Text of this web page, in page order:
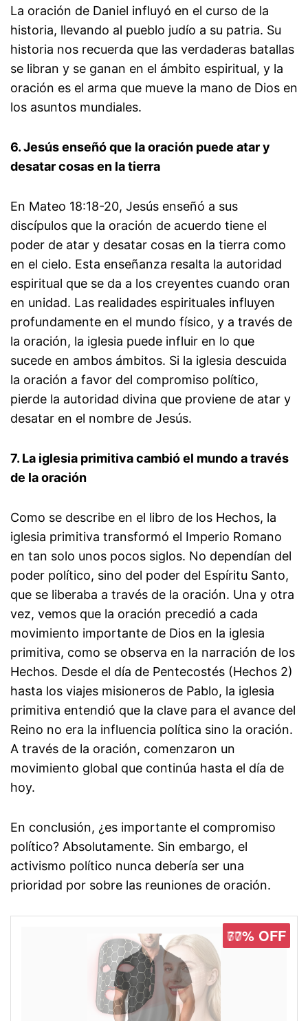
La oración de Daniel influyó en el curso de la
historia, llevando al pueblo judío a su patria. Su
historia nos recuerda que las verdaderas batallas
se libran y se ganan en el ámbito espiritual, y la
oración es el arma que mueve la mano de Dios en
los asuntos mundiales.
6. Jesús enseñó que la oración puede atar y
desatar cosas en la tierra
En Mateo 18:18-20, Jesús enseñó a sus
discípulos que la oración de acuerdo tiene el
poder de atar y desatar cosas en la tierra como
en el cielo. Esta enseñanza resalta la autoridad
espiritual que se da a los creyentes cuando oran
en unidad. Las realidades espirituales influyen
profundamente en el mundo físico, y a través de
la oración, la iglesia puede influir en lo que
sucede en ambos ámbitos. Si la iglesia descuida
la oración a favor del compromiso político,
pierde la autoridad divina que proviene de atar y
desatar en el nombre de Jesús.
7. La iglesia primitiva cambió el mundo a través
de la oración
Como se describe en el libro de los Hechos, la
iglesia primitiva transformó el Imperio Romano
en tan solo unos pocos siglos. No dependían del
poder político, sino del poder del Espíritu Santo,
que se liberaba a través de la oración. Una y otra
vez, vemos que la oración precedió a cada
movimiento importante de Dios en la iglesia
primitiva, como se observa en la narración de los
Hechos. Desde el día de Pentecostés (Hechos 2)
hasta los viajes misioneros de Pablo, la iglesia
primitiva entendió que la clave para el avance del
Reino no era la influencia política sino la oración.
A través de la oración, comenzaron un
movimiento global que continúa hasta el día de
hoy.
En conclusión, ¿es importante el compromiso
político? Absolutamente. Sin embargo, el
activismo político nunca debería ser una
prioridad por sobre las reuniones de oración.
77% OFF